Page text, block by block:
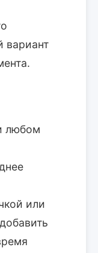
вариант
любом
или